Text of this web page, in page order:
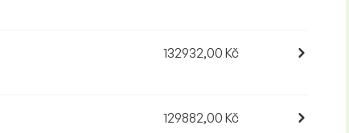
132932,00 Kč
129882,00 Kč